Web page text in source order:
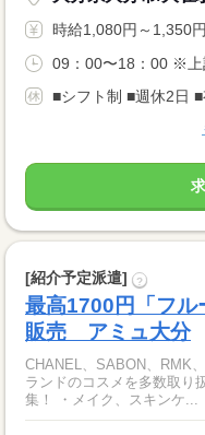
時給1,080円～1,350円
09：00〜18：00 ※上
■シフト制 ■週休2日
[紹介予定派遣] ?
最高1700円「フル
販売 アミュ大分
CHANEL、SABON、RMK
ランドのコスメを多数取り
集！ ・メイク、スキンケ...